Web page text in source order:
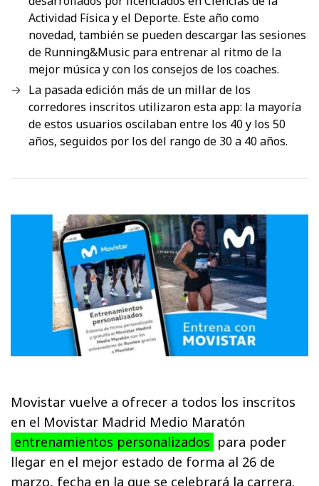
Actividad Física y el Deporte. Este año como
novedad, también se pueden descargar las sesiones
de Running&Music para entrenar al ritmo de la
mejor música y con los consejos de los coaches.
La pasada edición más de un millar de los
corredores inscritos utilizaron esta app: la mayoría
de estos usuarios oscilaban entre los 40 y los 50
años, seguidos por los del rango de 30 a 40 años.
Movistar vuelve a ofrecer a todos los inscritos
en el Movistar Madrid Medio Maratón
entrenamientos personalizados para poder
llegar en el mejor estado de forma al 26 de
marzo, fecha en la que se celebrará la carrera.